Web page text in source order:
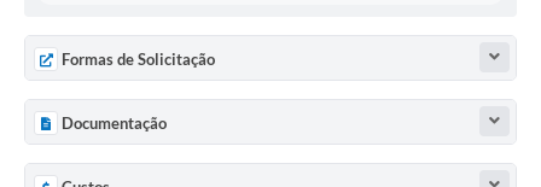
Formas de Solicitação
Documentação